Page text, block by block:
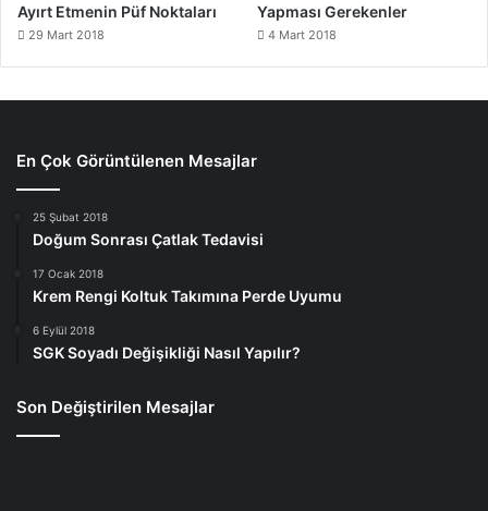
Ayırt Etmenin Püf Noktaları
29 Mart 2018
Yapması Gerekenler
4 Mart 2018
En Çok Görüntülenen Mesajlar
25 Şubat 2018
Doğum Sonrası Çatlak Tedavisi
17 Ocak 2018
Krem Rengi Koltuk Takımına Perde Uyumu
6 Eylül 2018
SGK Soyadı Değişikliği Nasıl Yapılır?
Son Değiştirilen Mesajlar